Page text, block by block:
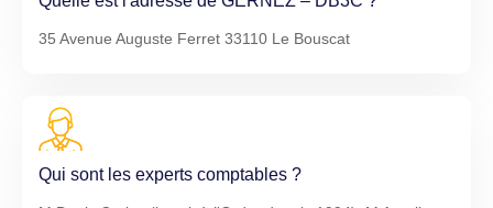
35 Avenue Auguste Ferret 33110 Le Bouscat
Qui sont les experts comptables ?